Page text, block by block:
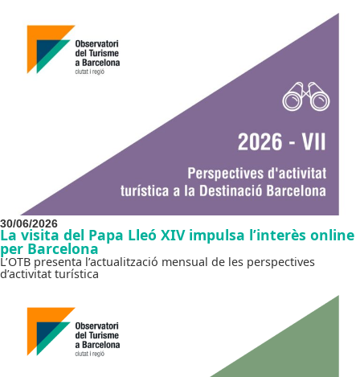
30/06/2026
La visita del Papa Lleó XIV impulsa l’interès online
per Barcelona
L’OTB presenta l’actualització mensual de les perspectives
d’activitat turística